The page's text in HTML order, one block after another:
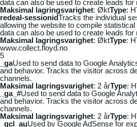
data can also be used to create leads
Maksimal lagringsvarighet: ØktType:
redeal-sessionidTracks the individual
allowing the website to compile
data can also be used to create leads
Maksimal lagringsvarighet: ØktType:
www.collect.floyd.no
5
_gaUsed to send data to Google
and behavior. Tracks the visitor across
channels.
Maksimal lagringsvarighet: 2 årType:
_ga_#Used to send data to Google
and behavior. Tracks the visitor across
channels.
Maksimal lagringsvarighet: 2 årType:
_gcl_auUsed by Google AdSense for